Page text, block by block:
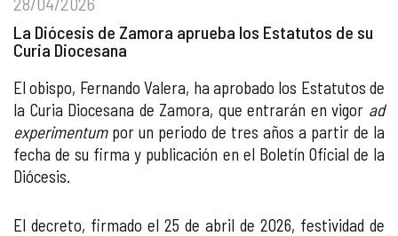
La Diócesis de Zamora aprueba los Estatutos de su
Curia Diocesana
El obispo, Fernando Valera, ha aprobado los Estatutos de
la Curia Diocesana de Zamora, que entrarán en vigor ad
experimentumpor un periodo de tres años a partir de la
fecha de su firma y publicación en el Boletín Oficial de la
Diócesis.
El decreto, firmado el 25 de abril de 2026, festividad de